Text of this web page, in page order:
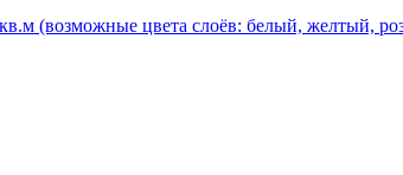
(возможные цвета слоёв: белый, желтый,